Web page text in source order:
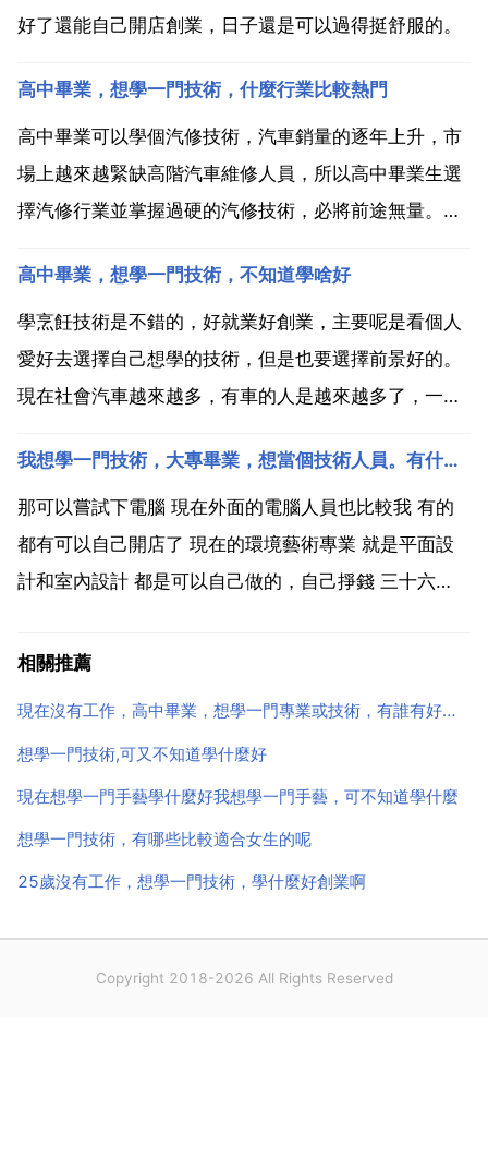
好了還能自己開店創業，日子還是可以過得挺舒服的。
高中畢業，想學一門技術，什麼行業比較熱門
高中畢業可以學個汽修技術，汽車銷量的逐年上升，市
場上越來越緊缺高階汽車維修人員，所以高中畢業生選
擇汽修行業並掌握過硬的汽修技術，必將前途無量。選
發達，像是網際網路之類的相關專業肯定更加吃香 網際
網路 新零售 電子競技運動與管理 雲開發軟體工程 新
ui...
高中畢業，想學一門技術，不知道學啥好
學烹飪技術是不錯的，好就業好創業，主要呢是看個人
愛好去選擇自己想學的技術，但是也要選擇前景好的。
現在社會汽車越來越多，有車的人是越來越多了，一旦
好，現在汽車維修市場還緊缺汽修技師，學汽車維修技
術還是很不錯的。一般來說技工類的都是沒太大前途，
到一定程度就停...
我想學一門技術，大專畢業，想當個技術人員。有什麼好的技術嗎
那可以嘗試下電腦 現在外面的電腦人員也比較我 有的
都有可以自己開店了 現在的環境藝術專業 就是平面設
計和室內設計 都是可以自己做的，自己掙錢 三十六
想有個怎樣的將來，這都是你必須去思考的，如果單純
相關推薦
現在沒有工作，高中畢業，想學一門專業或技術，有誰有好的建議的
想學一門技術,可又不知道學什麼好
現在想學一門手藝學什麼好我想學一門手藝，可不知道學什麼
想學一門技術，有哪些比較適合女生的呢
25歲沒有工作，想學一門技術，學什麼好創業啊
Copyright 2018-2026 All Rights Reserved